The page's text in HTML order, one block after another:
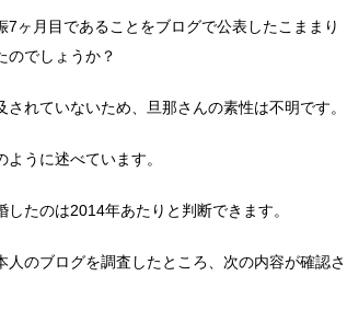
ヶ月目であることをブログで公表したこままり
のでしょうか？
れていないため、旦那さんの素性は不明です。
うに述べています。
たのは2014年あたりと判断できます。
のブログを調査したところ、次の内容が確認さ